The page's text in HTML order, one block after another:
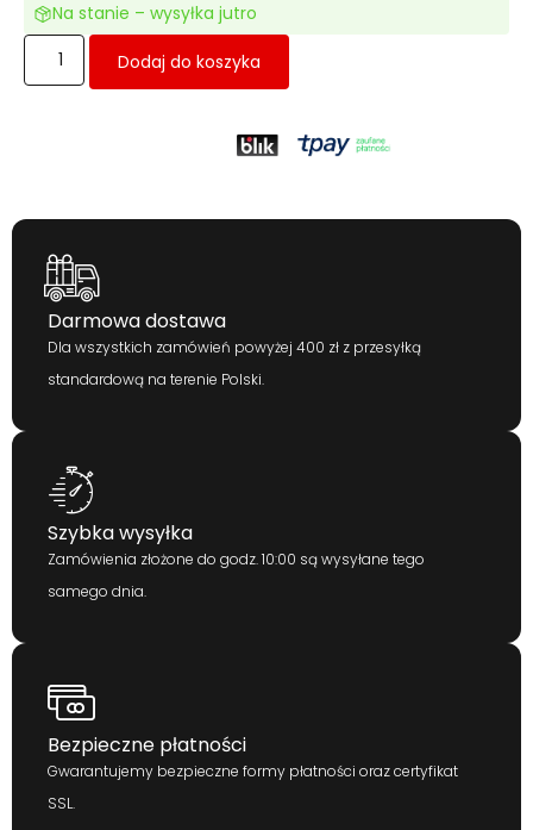
Na stanie – wysyłka jutro
Dodaj do koszyka
Darmowa dostawa
Dla wszystkich zamówień powyżej 400 zł z przesyłką
standardową na terenie Polski.
Szybka wysyłka
Zamówienia złożone do godz. 10:00 są wysyłane tego
samego dnia.
Bezpieczne płatności
Gwarantujemy bezpieczne formy płatności oraz certyfikat
SSL.